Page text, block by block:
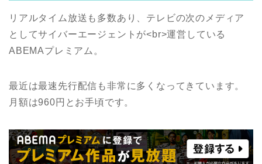
リアルタイム放送も多数あり、テレビの次のメディア
としてサイバーエージェントが<br>運営している
ABEMAプレミアム。
最近は最速先行配信も非常に多くなってきています。
月額は960円とお手頃です。